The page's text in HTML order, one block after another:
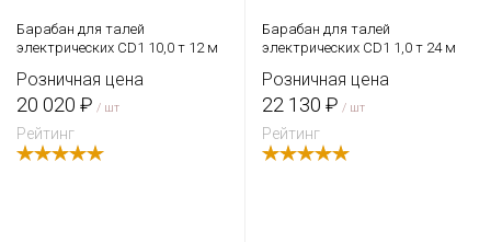
Барабан для талей
электрических CD1 10,0 т 12 м
Розничная цена
20 020 ₽ / шт
Рейтинг
Барабан для талей
электрических CD1 1,0 т 24 м
Розничная цена
22 130 ₽ / шт
Рейтинг